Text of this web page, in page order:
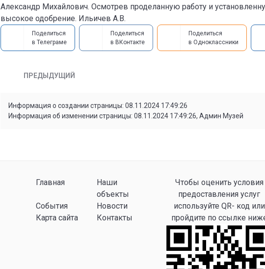
Александр Михайлович. Осмотрев проделанную работу и
высокое одобрение. Ильичев А.В.
Поделиться
в Телеграме
Поделиться
в ВКонтакте
Поделиться
в Одноклассники
ПРЕДЫДУЩИЙ
Информация о создании страницы: 08.11.2024 17:49:26
Информация об изменении страницы: 08.11.2024 17:49:26, Админ Музей
Главная
Наши
объекты
События
Новости
Карта сайта
Контакты
Чтобы оценить условия
предоставления услуг
используйте QR- код или
пройдите по ссылке